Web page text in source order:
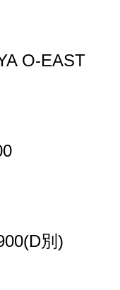
O-EAST
別 )